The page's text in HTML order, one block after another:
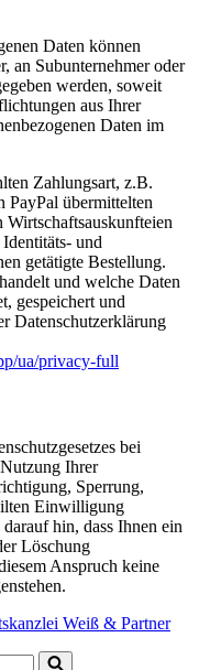
Daten können
an Subunternehmer oder
werden, soweit
aus Ihrer
Daten im
Zahlungsart, z.B.
PayPal übermittelten
Wirtschaftsauskunfteien
und
getätigte Bestellung.
und welche Daten
gespeichert und
Datenschutzerklärung
ua/privacy-full
bei
Ihrer
Sperrung,
Einwilligung
hin, dass Ihnen ein
Löschung
Anspruch keine
Weiß & Partner